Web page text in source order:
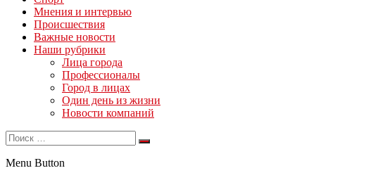
Мнения и интервью
Происшествия
Важные новости
Наши рубрики
Лица города
Профессионалы
Город в лицах
Один день из жизни
Новости компаний
Menu Button